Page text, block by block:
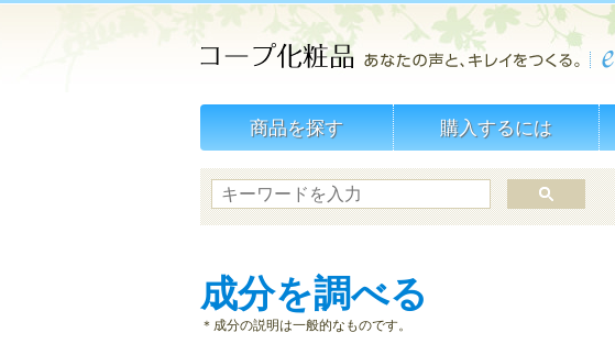
商品を探す 購入するには
成分を調べる
＊成分の説明は一般的なものです。